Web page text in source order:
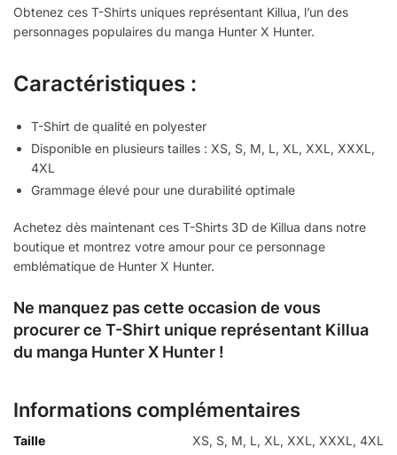
Obtenez ces T-Shirts uniques représentant Killua, l’un des
personnages populaires du manga Hunter X Hunter.
Caractéristiques :
T-Shirt de qualité en polyester
Disponible en plusieurs tailles : XS, S, M, L, XL, XXL, XXXL,
4XL
Grammage élevé pour une durabilité optimale
Achetez dès maintenant ces T-Shirts 3D de Killua dans notre
boutique et montrez votre amour pour ce personnage
emblématique de Hunter X Hunter.
Ne manquez pas cette occasion de vous
procurer ce T-Shirt unique représentant Killua
du manga Hunter X Hunter !
Informations complémentaires
Taille XS, S, M, L, XL, XXL, XXXL, 4XL